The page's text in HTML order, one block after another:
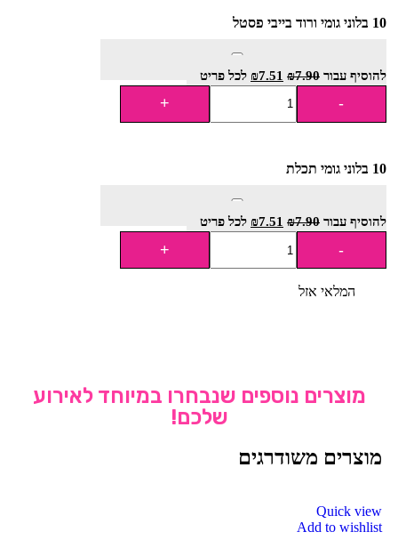
10 בלוני גומי ורוד בייבי פסטל
להוסיף⁦⁩ עבור ₪7.90
₪7.51 לכל פריט
10 בלוני גומי תכלת
להוסיף⁦⁩ עבור ₪7.90
₪7.51 לכל פריט
המלאי אזל
מוצרים נוספים שנבחרו במיוחד לאירוע
שלכם!
מוצרים משודרגים
Quick view
Add to wishlist